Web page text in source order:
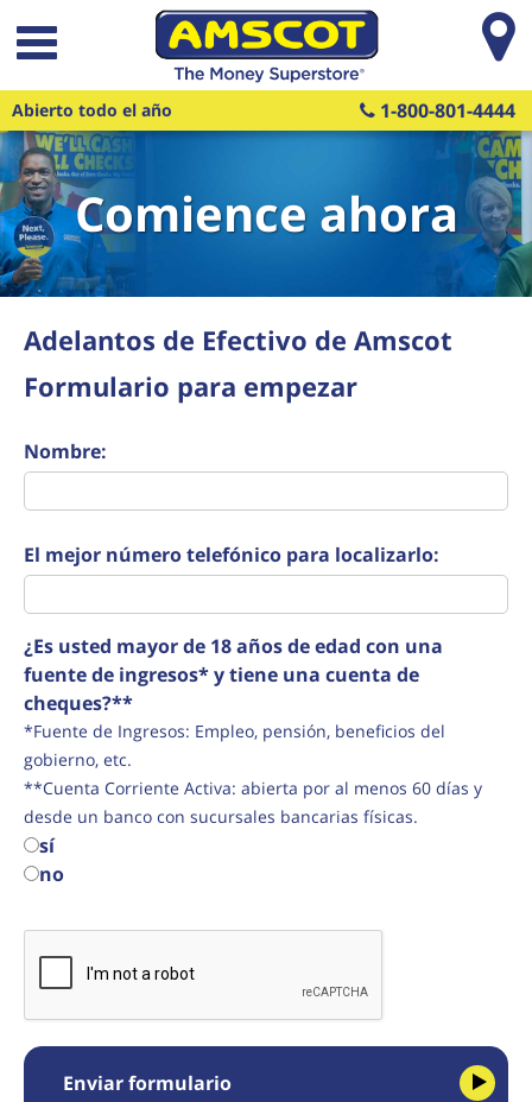
Saltar al contenido principal
Abierto todo el año 1-800-801-4444
Comience ahora
Adelantos de Efectivo de Amscot
Formulario para empezar
Nombre:
El mejor número telefónico para localizarlo:
¿Es usted mayor de 18 años de edad con una
fuente de ingresos* y tiene una cuenta de
cheques?**
*Fuente de Ingresos: Empleo, pensión, beneficios del
gobierno, etc.
**Cuenta Corriente Activa: abierta por al menos 60 días y
desde un banco con sucursales bancarias físicas.
sí
no
Enviar formulario